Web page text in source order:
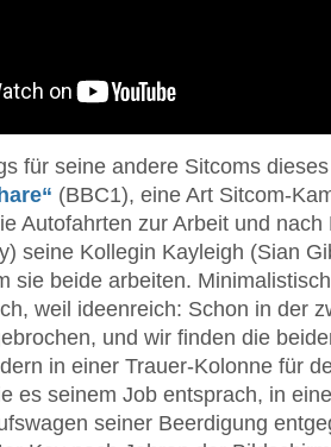
für seine andere Sitcoms
(BBC1), eine Art Sitcom-
Autofahrten zur Arbeit und
seine Kollegin Kayleigh (Sian
sie beide arbeiten.
weil ideenreich: Schon in der
und wir finden die
in einer Trauer-Kolonne für
es seinem Job entsprach, in
seiner Beerdigung